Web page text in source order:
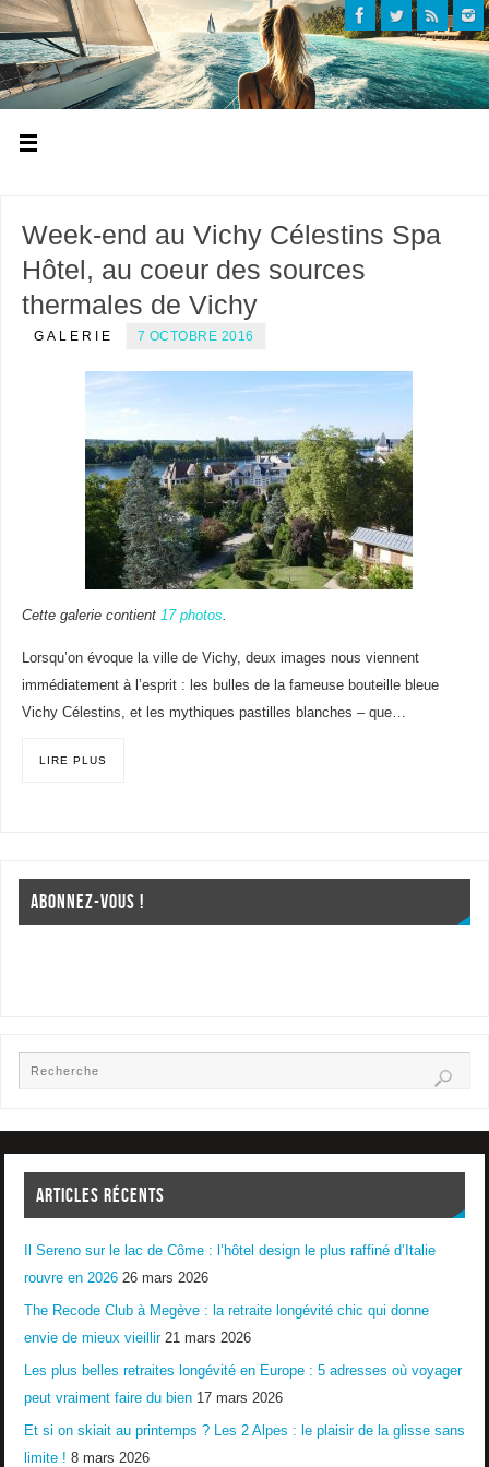
Week-end au Vichy Célestins Spa
Hôtel, au coeur des sources
thermales de Vichy
GALERIE 7 OCTOBRE 2016
Cette galerie contient 17 photos.
Lorsqu’on évoque la ville de Vichy, deux images nous viennent
immédiatement à l’esprit : les bulles de la fameuse bouteille bleue
Vichy Célestins, et les mythiques pastilles blanches – que…
LIRE PLUS
ABONNEZ-VOUS !
ARTICLES RÉCENTS
Il Sereno sur le lac de Côme : l’hôtel design le plus raffiné d’Italie
rouvre en 2026 26 mars 2026
The Recode Club à Megève : la retraite longévité chic qui donne
envie de mieux vieillir 21 mars 2026
Les plus belles retraites longévité en Europe : 5 adresses où voyager
peut vraiment faire du bien 17 mars 2026
Et si on skiait au printemps ? Les 2 Alpes : le plaisir de la glisse sans
limite ! 8 mars 2026